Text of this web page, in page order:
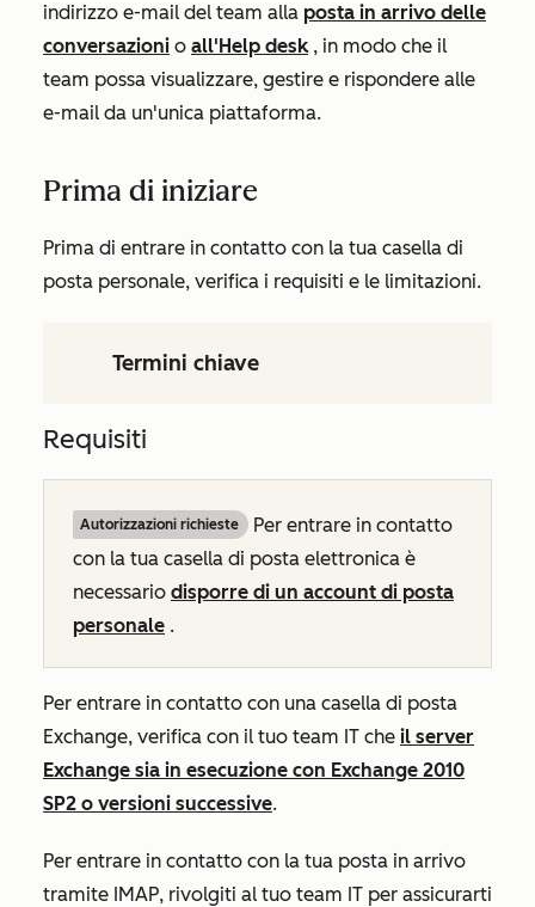
indirizzo e-mail del team alla posta in arrivo delle
conversazioni o all'Help desk, in modo che il
team possa visualizzare, gestire e rispondere alle
e-mail da un'unica piattaforma.
Prima di iniziare
Prima di entrare in contatto con la tua casella di
posta personale, verifica i requisiti e le limitazioni.
Termini chiave
Requisiti
Autorizzazioni richieste
Per entrare in contatto
con la tua casella di posta elettronica è
necessario disporre di un account di posta
personale .
Per entrare in contatto con una casella di posta
Exchange, verifica con il tuo team IT che il server
Exchange sia in esecuzione con Exchange 2010
SP2 o versioni successive.
Per entrare in contatto con la tua posta in arrivo
tramite IMAP, rivolgiti al tuo team IT per assicurarti